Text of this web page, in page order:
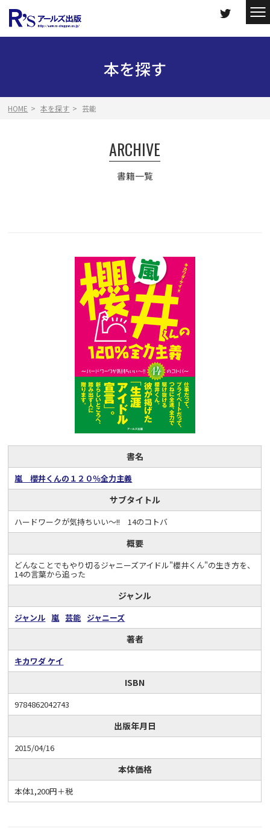
本を探す
HOME 本を探す 芸能
ARCHIVE
書籍一覧
書名
嵐 櫻井くんの１２０％全力主義
サブタイトル
ハードワークが気持ちいい～!! 14のコトバ
概要
どんなことでもやり切るジャニーズアイドル"櫻井くん"の生き方を、
14の言葉から追った
ジャンル
ジャンル 嵐 芸能 ジャニーズ
著者
キカワダ ケイ
ISBN
9784862042743
出版年月日
2015/04/16
本体価格
本体1,200円＋税